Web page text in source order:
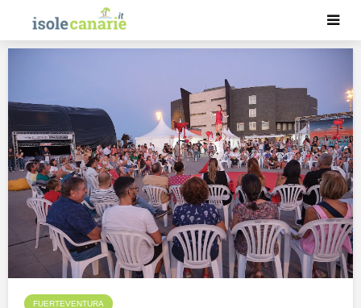
FUERTEVENTURA